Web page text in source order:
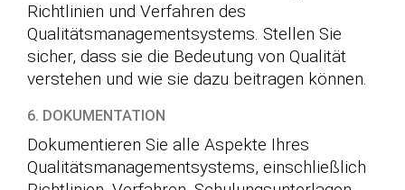
Richtlinien und Verfahren des
Qualitätsmanagementsystems. Stellen Sie
sicher, dass sie die Bedeutung von Qualität
verstehen und wie sie dazu beitragen können.
6. DOKUMENTATION
Dokumentieren Sie alle Aspekte Ihres
Qualitätsmanagementsystems, einschließlich